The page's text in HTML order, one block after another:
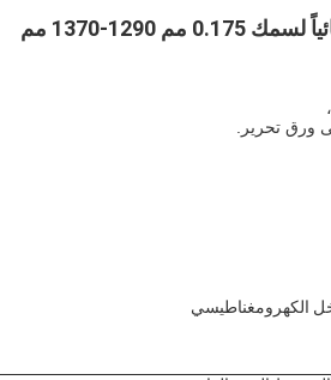
1370 مم
ورق تحرير.